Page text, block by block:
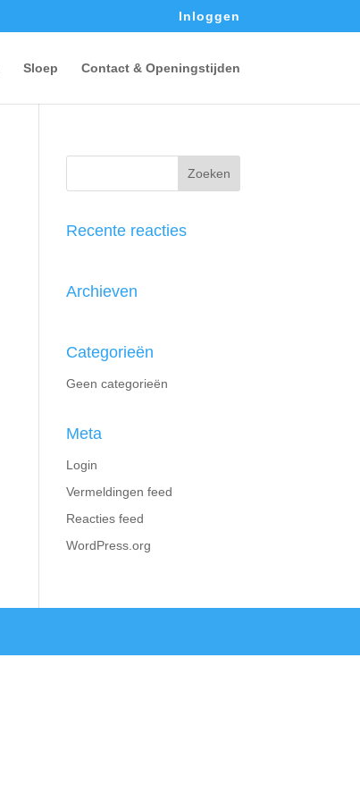
Inloggen
Sloep Contact & Openingstijden
Recente reacties
Archieven
Categorieën
Geen categorieën
Meta
Login
Vermeldingen feed
Reacties feed
WordPress.org